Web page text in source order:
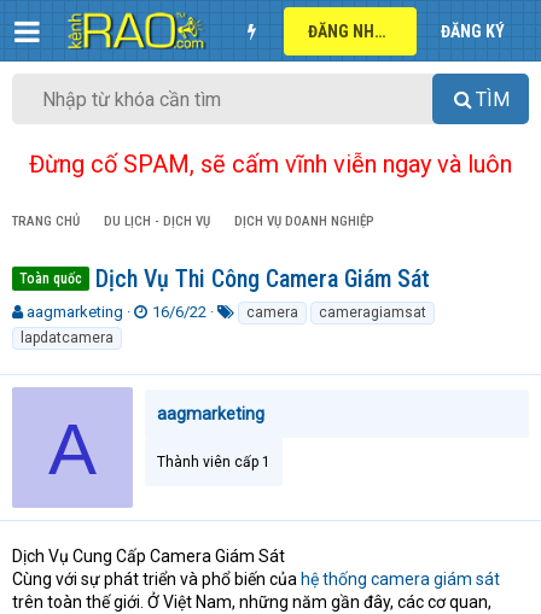
ĐĂNG NHẬP ĐĂNG KÝ
TÌM
Đừng cố SPAM, sẽ cấm vĩnh viễn ngay và luôn
TRANG CHỦ DU LỊCH - DỊCH VỤ DỊCH VỤ DOANH NGHIỆP
Toàn quốc Dịch Vụ Thi Công Camera Giám Sát
T
h
r
e
r
e
r
aagmarketing
N
y
ử
16/6/22
h
a
camera
cameragiamsat
lapdatcamera
A aagmarketing
Thành viên cấp 1
Dịch Vụ Cung Cấp Camera Giám Sát
Cùng với sự phát triển và phổ biến của hệ thống camera giám sát
trên toàn thế giới. Ở Việt Nam, những năm gần đây, các cơ quan,